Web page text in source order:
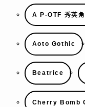
A P-OTF 秀英
Aoto Gothic
Beatrice
Cherry Bomb